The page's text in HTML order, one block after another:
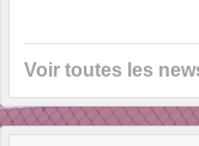
Voir toutes les